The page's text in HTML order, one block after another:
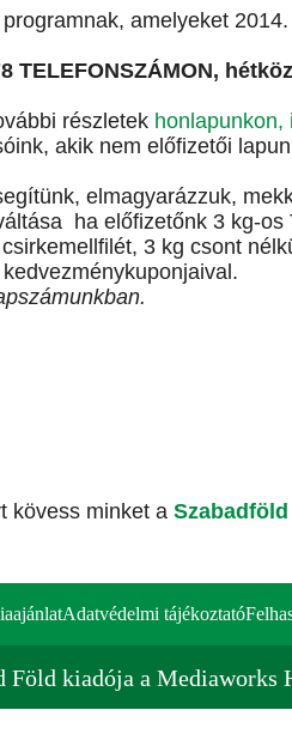
amelyeket
TELEFONSZÁMON,
részletek honlapunkon,
akik nem előfizetői
elmagyarázzuk,
ha előfizetőnk 3 kg-
3 kg csont
kövess minket a Szabadföld
Adatvédelmi tájékoztató
Föld kiadója a